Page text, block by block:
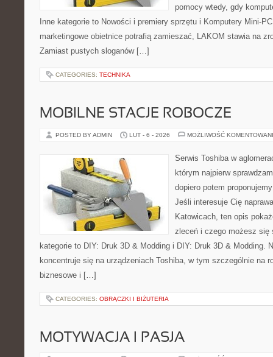
pomocy wtedy, gdy
Inne kategorie to Nowości i premiery sprzętu i Komputery Mini-
marketingowe obietnice potrafią zamieszać, LAKOM stawia na
Zamiast pustych sloganów […]
CATEGORIES: TECHNIKA
MOBILNE STACJE ROBOCZE
POSTED BY ADMIN LUT - 6 - 2026 MOŻLIWOŚĆ
Serwis Toshiba w
którym najpierw
dopiero potem
Jeśli interesuje Cię
Katowicach, ten opis
zleceń i czego możesz się
kategorie to DIY: Druk 3D & Modding i DIY: Druk 3D & Modding.
koncentruje się na urządzeniach Toshiba, w tym szczególnie na
biznesowe i […]
CATEGORIES: OBRĄCZKI I BIŻUTERIA
MOTYWACJA I PASJA